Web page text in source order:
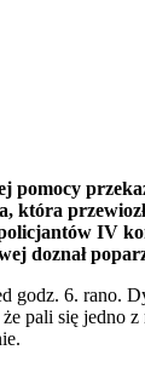
pomocy
która
IV
doznał
godz. 6. rano.
że pali się jedno